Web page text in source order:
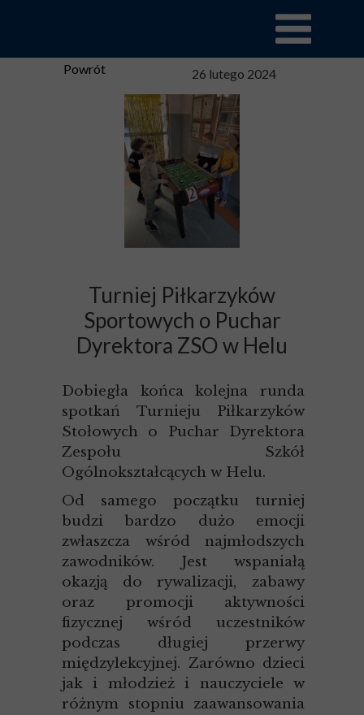
Powrót 26 lutego 2024
Turniej Piłkarzyków
Sportowych o Puchar
Dyrektora ZSO w Helu
Dobiegła końca kolejna runda
spotkań Turnieju Piłkarzyków
Stołowych o Puchar Dyrektora
Zespołu Szkół
Ogólnokształcących w Helu.
Od samego początku turniej
budzi bardzo dużo emocji
zwłaszcza wśród najmłodszych
zawodników. Jest wspaniałą
okazją do rywalizacji, zabawy
oraz promocji aktywności
fizycznej wśród uczestników
podczas długiej przerwy
międzylekcyjnej. Zarówno dzieci
jak i młodzież i nauczyciele w
różnym stopniu zaawansowania